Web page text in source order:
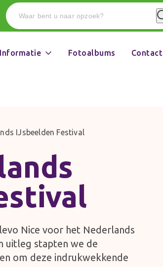
Informatie Fotoalbums Contact
IJsbeelden Festival
Nice voor het Nederlands
uitleg stapten we de
om deze indrukwekkende